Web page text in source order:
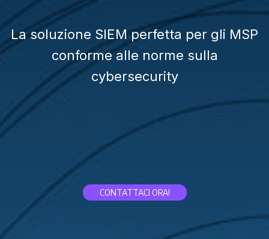
La soluzione SIEM perfetta per gli MSP
conforme alle norme sulla
cybersecurity
CONTATTACI ORA!